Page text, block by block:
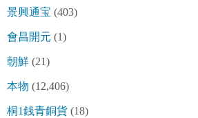
景興通宝 (403)
會昌開元 (1)
朝鮮 (21)
本物 (12,406)
桐1銭青銅貨 (18)